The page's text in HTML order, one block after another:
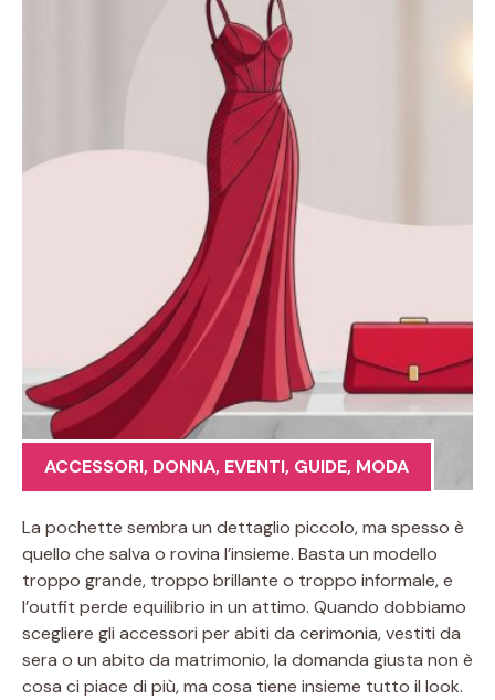
ACCESSORI, DONNA, EVENTI, GUIDE, MODA
La pochette sembra un dettaglio piccolo, ma spesso è
quello che salva o rovina l’insieme. Basta un modello
troppo grande, troppo brillante o troppo informale, e
l’outfit perde equilibrio in un attimo. Quando dobbiamo
scegliere gli accessori per abiti da cerimonia, vestiti da
sera o un abito da matrimonio, la domanda giusta non è
cosa ci piace di più, ma cosa tiene insieme tutto il look.